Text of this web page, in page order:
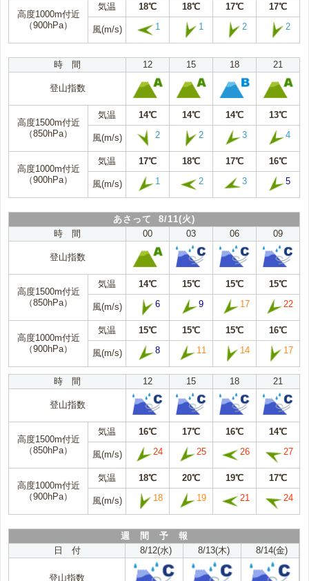
高度1000m付近
（900hPa）
気温 18℃ 18℃ 17℃ 17℃
風(m/s) 1 1 2 2
時 間 12 15 18 21
登山指数
高度1500m付近
（850hPa）
気温 14℃ 14℃ 14℃ 13℃
風(m/s) 2 2 3 4
高度1000m付近
（900hPa）
気温 17℃ 18℃ 17℃ 16℃
風(m/s) 1 2 3 5
あさって 8/11(火)
時 間
00 03 06 09
登山指数
高度1500m付近
（850hPa）
気温 14℃ 15℃ 15℃ 15℃
風(m/s) 6 9 17 22
高度1000m付近
（900hPa）
気温 15℃ 15℃ 15℃ 16℃
風(m/s) 8 11 14 17
時 間 12 15 18 21
登山指数
高度1500m付近
（850hPa）
気温 16℃ 17℃ 16℃ 14℃
風(m/s) 24 25 26 27
高度1000m付近
（900hPa）
気温 18℃ 20℃ 19℃ 17℃
風(m/s) 18 19 21 24
週 間 予 報
日 付
8/12(水) 8/13(木) 8/14(金)
登山指数